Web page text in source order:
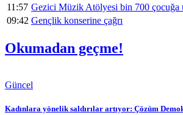
11:57 Gezici Müzik Atölyesi bin 700 çocuğa
09:42 Gençlik konserine çağrı
Okumadan geçme!
Güncel
Kadınlara yönelik saldırılar artıyor: Çözüm